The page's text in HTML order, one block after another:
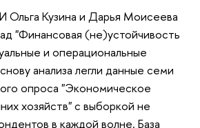
Кузина и Дарья Моисеева
"Финансовая (не)устойчивость
и операциональные
анализа легли данные семи
опроса "Экономическое
хозяйств" с выборкой не
в каждой волне. База